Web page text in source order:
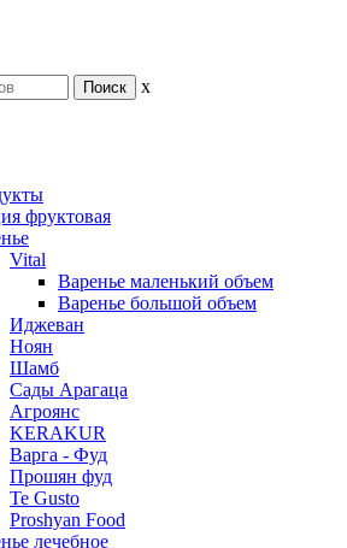
x
фруктовая
Vital
Варенье маленький объем
Варенье большой объем
Иджеван
Ноян
Шамб
Сады Арагаца
Агроянс
KERAKUR
Варга - Фуд
Прошян фуд
Te Gusto
Proshyan Food
лечебное